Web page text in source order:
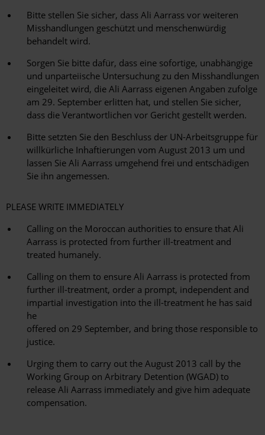
Bitte stellen Sie sicher, dass Ali Aarrass vor weiteren
Misshandlungen geschützt und menschenwürdig
behandelt wird.
Sorgen Sie bitte dafür, dass eine sofortige, unabhängige
und unparteiische Untersuchung zu den Misshandlungen
eingeleitet wird, die Ali Aarrass eigenen Angaben zufolge
am 29. September erlitten hat, und stellen Sie sicher,
dass die Verantwortlichen vor Gericht gestellt werden.
Bitte setzten Sie den Beschluss der UN-Arbeitsgruppe für
willkürliche Inhaftierungen vom August 2013 um und
lassen Sie Ali Aarrass umgehend frei und entschädigen
Sie ihn angemessen.
PLEASE WRITE IMMEDIATELY
Calling on the Moroccan authorities to ensure that Ali
Aarrass is protected from further ill-treatment and
treated humanely.
Calling on them to ensure Ali Aarrass is protected from
further ill-treatment, order a prompt, independent and
impartial investigation into the ill-treatment he has said
he
offered on 29 September, and bring those responsible to
justice.
Urging them to carry out the August 2013 call by the
Working Group on Arbitrary Detention (WGAD) to
release Ali Aarrass immediately and give him adequate
compensation.